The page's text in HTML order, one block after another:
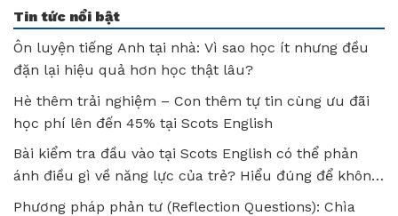
Tin tức nổi bật
Ôn luyện tiếng Anh tại nhà: Vì sao học ít nhưng đều
đặn lại hiệu quả hơn học thật lâu?
Hè thêm trải nghiệm – Con thêm tự tin cùng ưu đãi
học phí lên đến 45% tại Scots English
Bài kiểm tra đầu vào tại Scots English có thể phản
ánh điều gì về năng lực của trẻ? Hiểu đúng để không
bỏ lỡ tiềm năng của con!
Phương pháp phản tư (Reflection Questions): Chìa